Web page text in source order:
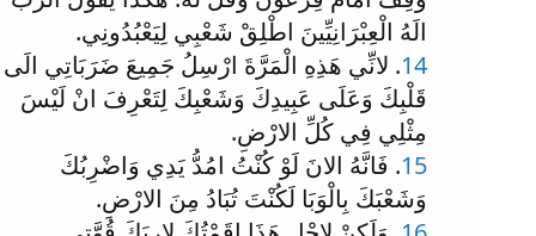
الَهُ الْعِبْرَانِيِّينَ اطْلِقْ شَعْبِي لِيَعْبُدُونِي.
14. لانِّي هَذِهِ الْمَرَّةَ ارْسِلُ جَمِيعَ ضَرَبَاتِي الَى
قَلْبِكَ وَعَلَى عَبِيدِكَ وَشَعْبِكَ لِتَعْرِفَ انْ لَيْسَ
مِثْلِي فِي كُلِّ الارْضِ.
15. فَانَّهُ الانَ لَوْ كُنْتُ امُدُّ يَدِي وَاضْرِبُكَ
وَشَعْبَكَ بِالْوَبَا لَكُنْتَ تُبَادُ مِنَ الارْضِ.